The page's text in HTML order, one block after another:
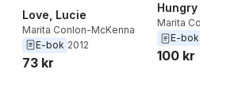
Love, Lucie
Marita Conlon-McKenna
E-bok 2012
73 kr
Hungry Road
Marita Conlon-
E-bok
100 kr